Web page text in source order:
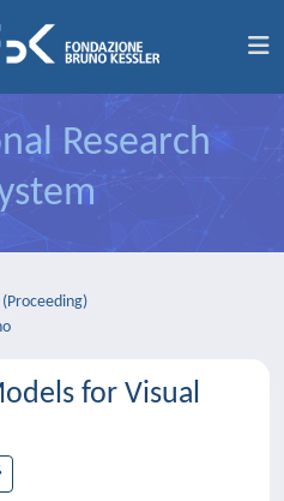
Research
for Visual